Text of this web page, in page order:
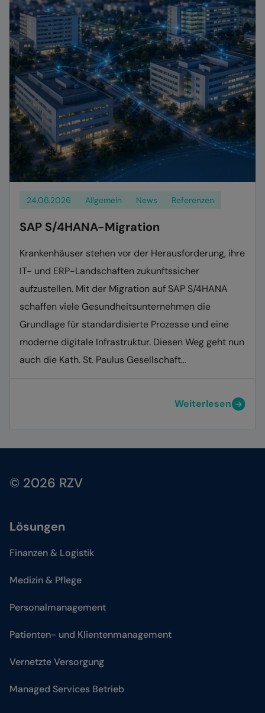
24.06.2026 Allgemein News Referenzen
SAP S/4HANA-Migration
Krankenhäuser stehen vor der Herausforderung, ihre
IT- und ERP-Landschaften zukunftssicher
aufzustellen. Mit der Migration auf SAP S/4HANA
schaffen viele Gesundheitsunternehmen die
Grundlage für standardisierte Prozesse und eine
moderne digitale Infrastruktur. Diesen Weg geht nun
auch die Kath. St. Paulus Gesellschaft…
Weiterlesen
© 2026 RZV
Lösungen
Finanzen & Logistik
Medizin & Pflege
Personalmanagement
Patienten- und Klientenmanagement
Vernetzte Versorgung
Managed Services Betrieb